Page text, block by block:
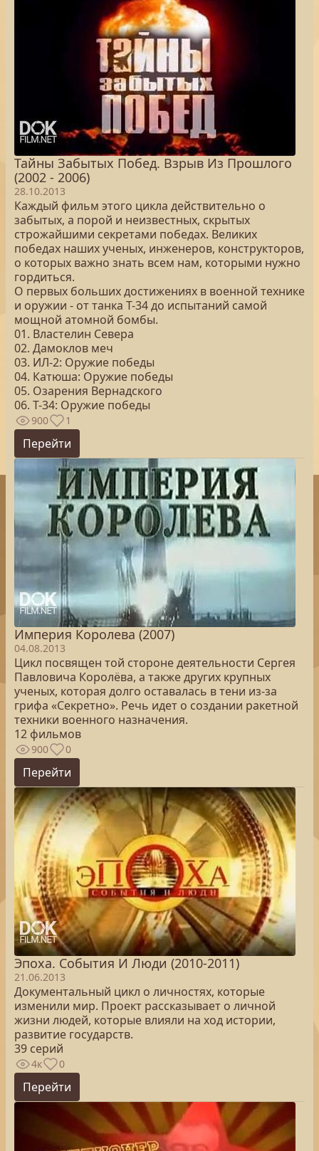
Тайны Забытых Побед. Взрыв Из Прошлого
(2002 - 2006)
28.10.2013
Каждый фильм этого цикла действительно о
забытых, а порой и неизвестных, скрытых
строжайшими секретами победах. Великих
победах наших ученых, инженеров, конструкторов,
о которых важно знать всем нам, которыми нужно
гордиться.
О первых больших достижениях в военной технике
и оружии - от танка Т-34 до испытаний самой
мощной атомной бомбы.
01. Властелин Севера
02. Дамоклов меч
03. ИЛ-2: Оружие победы
04. Катюша: Оружие победы
05. Озарения Вернадского
06. Т-34: Оружие победы
900 1
Перейти
Империя Королева (2007)
04.08.2013
Цикл посвящен той стороне деятельности Сергея
Павловича Королёва, а также других крупных
ученых, которая долго оставалась в тени из-за
грифа «Секретно». Речь идет о создании ракетной
техники военного назначения.
12 фильмов
900 0
Перейти
Эпоха. Cобытия И Люди (2010-2011)
21.06.2013
Документальный цикл о личностях, которые
изменили мир. Проект рассказывает о личной
жизни людей, которые влияли на ход истории,
развитие государств.
39 серий
4к 0
Перейти